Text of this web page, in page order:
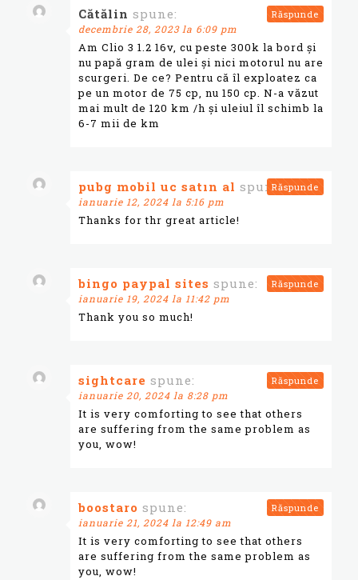
Cătălin spune:
decembrie 28, 2023 la 6:09 pm
Am Clio 3 1.2 16v, cu peste 300k la bord și
nu papă gram de ulei și nici motorul nu are
scurgeri. De ce? Pentru că îl exploatez ca
pe un motor de 75 cp, nu 150 cp. N-a văzut
mai mult de 120 km /h și uleiul îl schimb la
6-7 mii de km
Răspunde
pubg mobil uc satın al spune:
ianuarie 12, 2024 la 5:16 pm
Thanks for thr great article!
Răspunde
bingo paypal sites spune:
ianuarie 19, 2024 la 11:42 pm
Thank you so much!
Răspunde
sightcare spune:
ianuarie 20, 2024 la 8:28 pm
It is very comforting to see that others
are suffering from the same problem as
you, wow!
Răspunde
boostaro spune:
ianuarie 21, 2024 la 12:49 am
It is very comforting to see that others
are suffering from the same problem as
you, wow!
Răspunde